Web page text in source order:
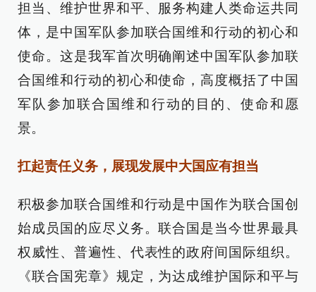
担当、维护世界和平、服务构建人类命运共同
体，是中国军队参加联合国维和行动的初心和
使命。这是我军首次明确阐述中国军队参加联
合国维和行动的初心和使命，高度概括了中国
军队参加联合国维和行动的目的、使命和愿
景。
扛起责任义务，展现发展中大国应有担当
积极参加联合国维和行动是中国作为联合国创
始成员国的应尽义务。联合国是当今世界最具
权威性、普遍性、代表性的政府间国际组织。
《联合国宪章》规定，为达成维护国际和平与